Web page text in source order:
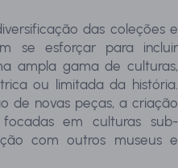
das coleções e
se esforçar para incluir
ampla gama de culturas,
ou limitada da história.
de novas peças, a criação
em culturas sub-
com outros museus e